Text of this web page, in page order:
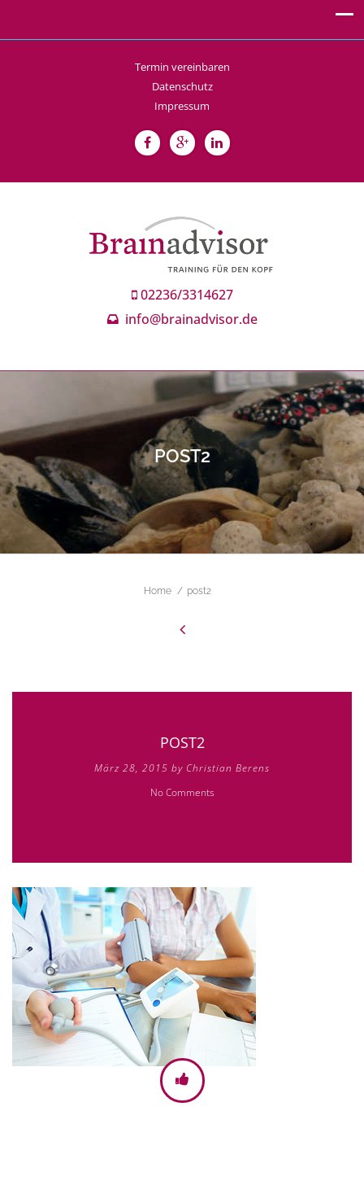
Termin vereinbaren
Datenschutz
Impressum
ALL FIELDS ARE REQUIRED.
Close Appointment form
02236/3314627
info@brainadvisor.de
POST2
Home post2
POST2
März 28, 2015 by Christian Berens
No Comments